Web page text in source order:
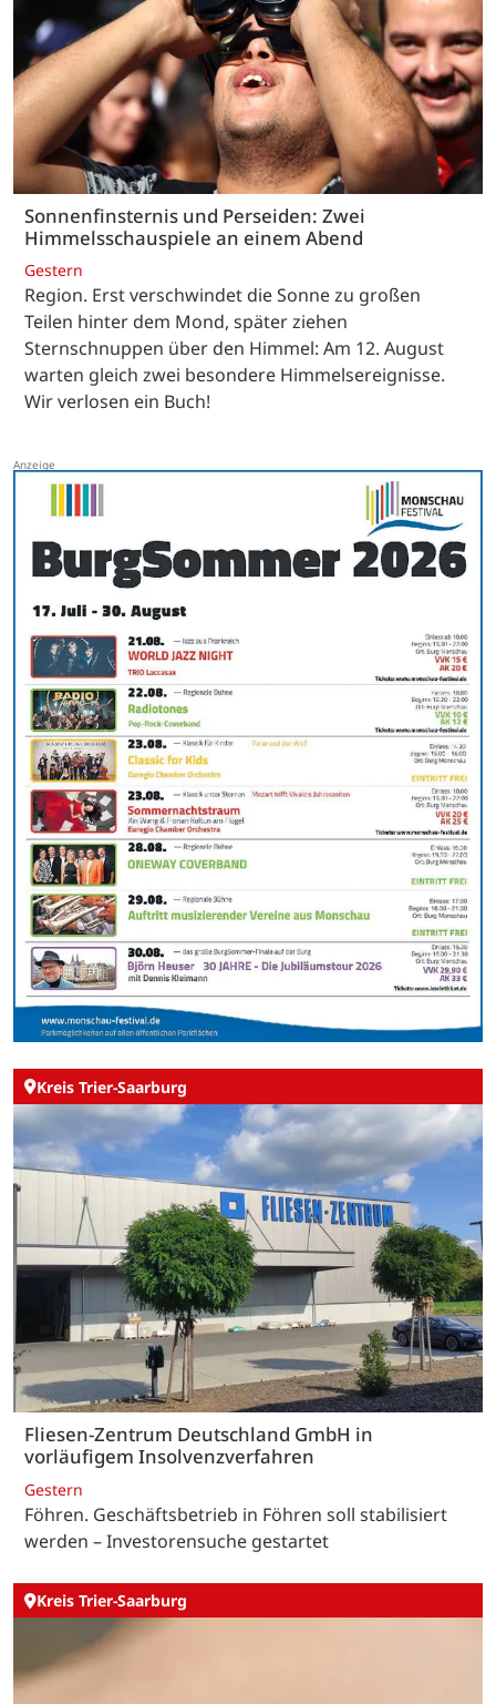
Sonnenfinsternis und Perseiden: Zwei
Himmelsschauspiele an einem Abend
Gestern
Region. Erst verschwindet die Sonne zu großen
Teilen hinter dem Mond, später ziehen
Sternschnuppen über den Himmel: Am 12. August
warten gleich zwei besondere Himmelsereignisse.
Wir verlosen ein Buch!
Kreis Trier-Saarburg
Fliesen-Zentrum Deutschland GmbH in
vorläufigem Insolvenzverfahren
Gestern
Föhren. Geschäftsbetrieb in Föhren soll stabilisiert
werden – Investorensuche gestartet
Kreis Trier-Saarburg